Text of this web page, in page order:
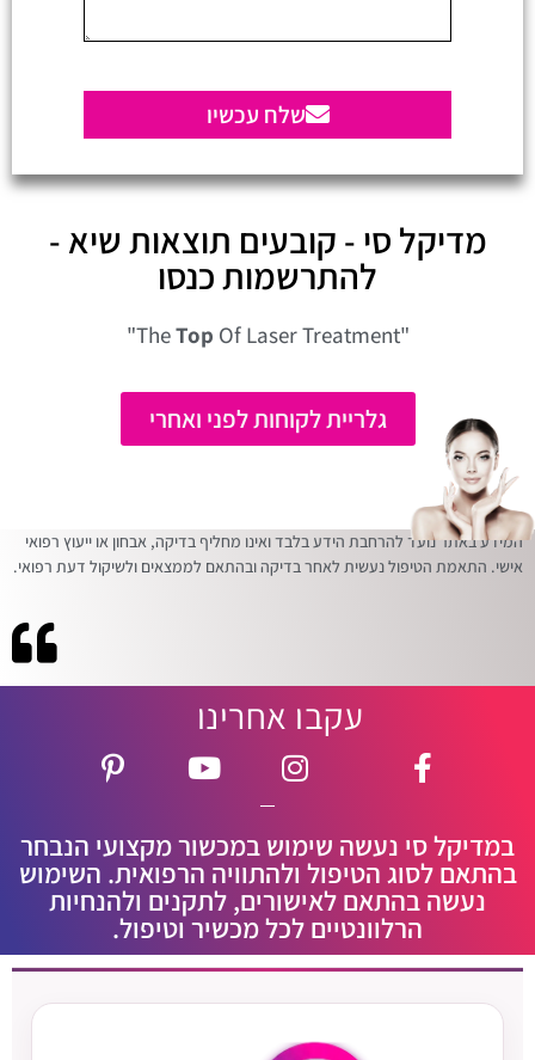
שלח עכשיו
מדיקל סי - קובעים תוצאות שיא -
להתרשמות כנסו
"The
TopOf Laser Treatment"
גלריית לקוחות לפני ואחרי
המידע באתר נועד להרחבת הידע בלבד ואינו מחליף בדיקה, אבחון או ייעוץ רפואי
אישי. התאמת הטיפול נעשית לאחר בדיקה ובהתאם לממצאים ולשיקול דעת רפואי.
עקבו אחרינו
במדיקל סי נעשה שימוש במכשור מקצועי הנבחר
בהתאם לסוג הטיפול ולהתוויה הרפואית. השימוש
נעשה בהתאם לאישורים, לתקנים ולהנחיות
הרלוונטיים לכל מכשיר וטיפול.